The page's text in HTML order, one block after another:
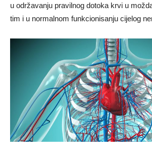
u održavanju pravilnog dotoka krvi u
tim i u normalnom funkcionisanju cijelog